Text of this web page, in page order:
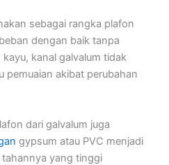
sebagai rangka plafon
dengan baik tanpa
kanal galvalum tidak
pemuaian akibat perubahan
dari galvalum juga
gypsum atau PVC menjadi
tahannya yang tinggi